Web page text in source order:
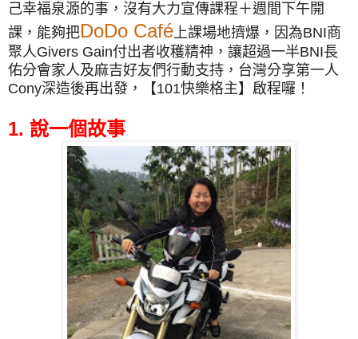
己幸福泉源的事，沒有大力宣傳課程＋週間下午開
課，能夠把DoDo Café上課場地擠爆，因為BNI商
聚人Givers Gain付出者收穫精神，讓超過一半BNI長
佑分會家人及麻吉好友們行動支持，台灣分享第一人
Cony深造後再出發，【101快樂格主】啟程囉！
1. 說一個故事